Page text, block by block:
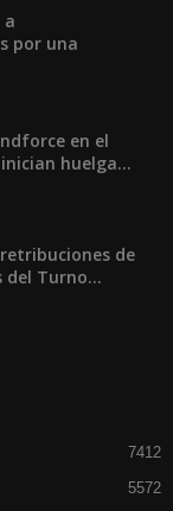
a
por una
en el
huelga...
de
del Turno...
7412
5572